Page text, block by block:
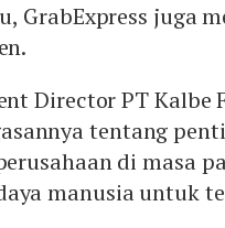
GrabExpress juga
Director PT Kalbe
tentang
di masa
manusia untuk